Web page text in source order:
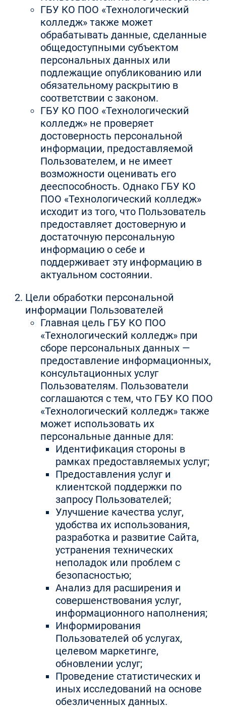
ГБУ КО ПОО «Технологический
колледж» также может
обрабатывать данные, сделанные
общедоступными субъектом
персональных данных или
подлежащие опубликованию или
обязательному раскрытию в
соответствии с законом.
ГБУ КО ПОО «Технологический
колледж» не проверяет
достоверность персональной
информации, предоставляемой
Пользователем, и не имеет
возможности оценивать его
дееспособность. Однако ГБУ КО
ПОО «Технологический колледж»
исходит из того, что Пользователь
предоставляет достоверную и
достаточную персональную
информацию о себе и
поддерживает эту информацию в
актуальном состоянии.
Цели обработки персональной
информации Пользователей
Главная цель ГБУ КО ПОО
«Технологический колледж» при
сборе персональных данных —
предоставление информационных,
консультационных услуг
Пользователям. Пользователи
соглашаются с тем, что ГБУ КО ПОО
«Технологический колледж» также
может использовать их
персональные данные для:
Идентификация стороны в
рамках предоставляемых услуг;
Предоставления услуг и
клиентской поддержки по
запросу Пользователей;
Улучшение качества услуг,
удобства их использования,
разработка и развитие Сайта,
устранения технических
неполадок или проблем с
безопасностью;
Анализ для расширения и
совершенствования услуг,
информационного наполнения;
Информирования
Пользователей об услугах,
целевом маркетинге,
обновлении услуг;
Проведение статистических и
иных исследований на основе
обезличенных данных.